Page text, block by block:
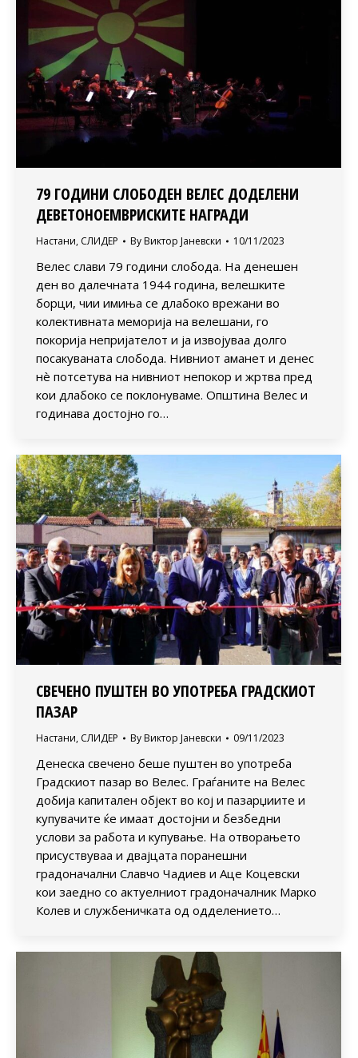
79 ГОДИНИ СЛОБОДЕН ВЕЛЕС ДОДЕЛЕНИ
ДЕВЕТОНОЕМВРИСКИТЕ НАГРАДИ
Настани, СЛИДЕР By Виктор Јаневски 10/11/2023
Велес слави 79 години слобода. На денешен
ден во далечната 1944 година, велешките
борци, чии имиња се длабоко врежани во
колективната меморија на велешани, го
покорија непријателот и ја извојуваа долго
посакуваната слобода. Нивниот аманет и денес
нè потсетува на нивниот непокор и жртва пред
кои длабоко се поклонуваме. Општина Велес и
годинава достојно го…
СВЕЧЕНО ПУШТЕН ВО УПОТРЕБА ГРАДСКИОТ
ПАЗАР
Настани, СЛИДЕР By Виктор Јаневски 09/11/2023
Денеска свечено беше пуштен во употреба
Градскиот пазар во Велес. Граѓаните на Велес
добија капитален објект во кој и пазарџиите и
купувачите ќе имаат достојни и безбедни
услови за работа и купување. На отворањето
присуствуваа и двајцата поранешни
градоначални Славчо Чадиев и Аце Коцевски
кои заедно со актуелниот градоначалник Марко
Колев и службеничката од одделението…